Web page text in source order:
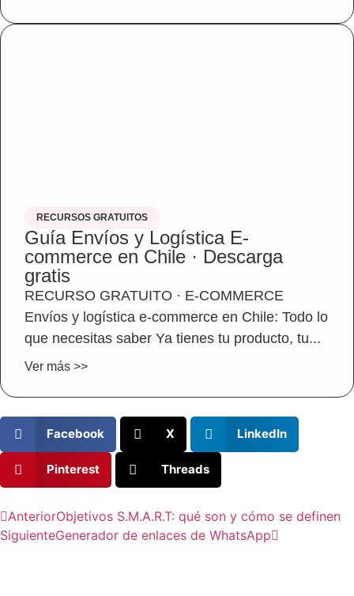
RECURSOS GRATUITOS
Guía Envíos y Logística E-
commerce en Chile · Descarga
gratis
RECURSO GRATUITO · E-COMMERCE
Envíos y logística e-commerce en Chile: Todo lo
que necesitas saber Ya tienes tu producto, tu...
Ver más >>
Facebook X LinkedIn
Pinterest Threads
AnteriorObjetivos S.M.A.R.T: qué son y cómo se definen
SiguienteGenerador de enlaces de WhatsApp